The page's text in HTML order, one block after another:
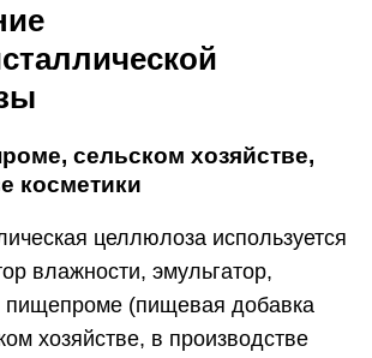
сельском хозяйстве,
косметики
целлюлоза используется
влажности, эмульгатор,
пищепроме (пищевая добавка
хозяйстве, в производстве